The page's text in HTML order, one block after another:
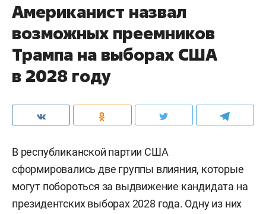
Американист назвал
возможных преемников
Трампа на выборах США
в 2028 году
В республиканской партии США
сформировались две группы влияния, которые
могут побороться за выдвижение кандидата на
президентских выборах 2028 года. Одну из них